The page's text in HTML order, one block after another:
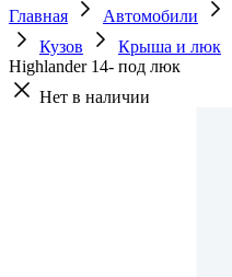
Главная Автомобили
Кузов
Крыша и люк
Highlander 14- под люк
Нет в наличии